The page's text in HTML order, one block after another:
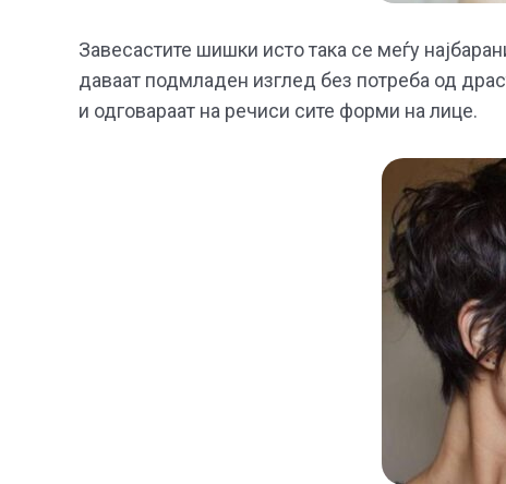
Завесастите шишки исто така се меѓу
даваат подмладен изглед без потреба од
и одговараат на речиси сите форми на лице.